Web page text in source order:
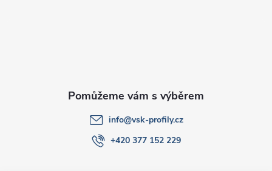
info@vsk-profily.cz
+420 377 152 229